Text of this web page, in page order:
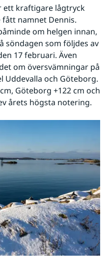
ett kraftigare lågtryck
namnet Dennis.
om helgen innan,
söndagen som följdes av
17 februari. Även
om översvämningar på
Uddevalla och Göteborg.
Göteborg +122 cm och
årets högsta notering.